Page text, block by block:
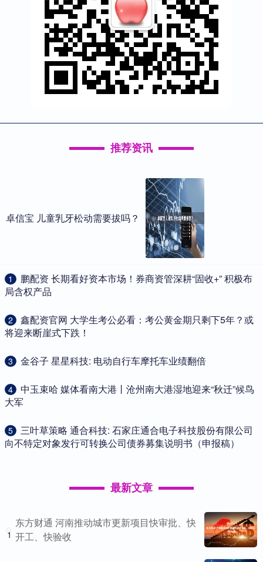
推荐资讯
卓信宝 儿童乳牙松动需要拔吗？
1
​鹏配资 长期看好资本市场！券商资管深耕“固收+” 积极布
局含权产品
2
​鑫配资官网 大学生考公必看：考公黄金期只剩下5年？或
将迎来断崖式下跌！
3 ​金谷子 星星科技: 电动自行车摩托车业绩翻倍
4
​中玉束哈 媒体看南大港丨沧州南大港湿地迎来“秋迁”候鸟
大军
5
​三叶草策略 通合科技: 石家庄通合电子科技股份有限公司
向不特定对象发行可转换公司债券募集说明书（申报稿）
最新文章
1
东方财通 河南推动城市更新项目快审批、快
开工、快验收